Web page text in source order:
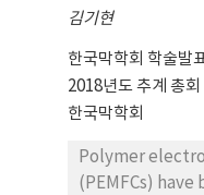
김기현
한국막학회 학술발
2018년도 추계 총회
한국막학회
Polymer
(PEMFCs)